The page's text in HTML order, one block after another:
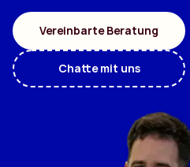
Vereinbarte Beratung
Chatte mit uns